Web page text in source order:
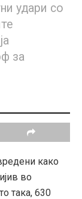
удари со
за
како
во
така, 630